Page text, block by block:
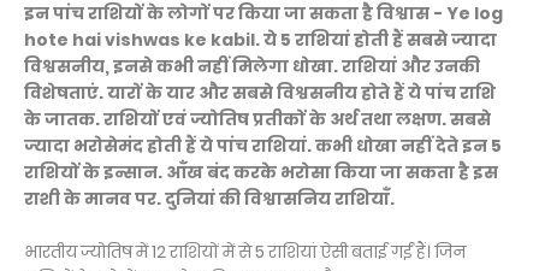
इन पांच राशियों के लोगों पर किया जा सकता है विश्वास - Ye log
hote hai vishwas ke kabil. ये 5 राशियां होती हैं सबसे ज्यादा
विश्वसनीय, इनसे कभी नहीं मिलेगा धोखा. राशियां और उनकी
विशेषताएं. यारों के यार और सबसे विश्वसनीय होते हैं ये पांच राशि
के जातक. राशियों एवं ज्योतिष प्रतीकों के अर्थ तथा लक्षण. सबसे
ज्‍यादा भरोसेमंद होती हैं ये पांच राशियां. कभी धोखा नहीं देते इन 5
राशियों के इन्सान. आँख बंद करके भरोसा किया जा सकता है इस
राशी के मानव पर. दुनियां की विश्वासनिय राशियाँ.
भारतीय ज्योतिष में 12 राशियों में से 5 राशियां ऐसी बताई गईं हैं। जिन